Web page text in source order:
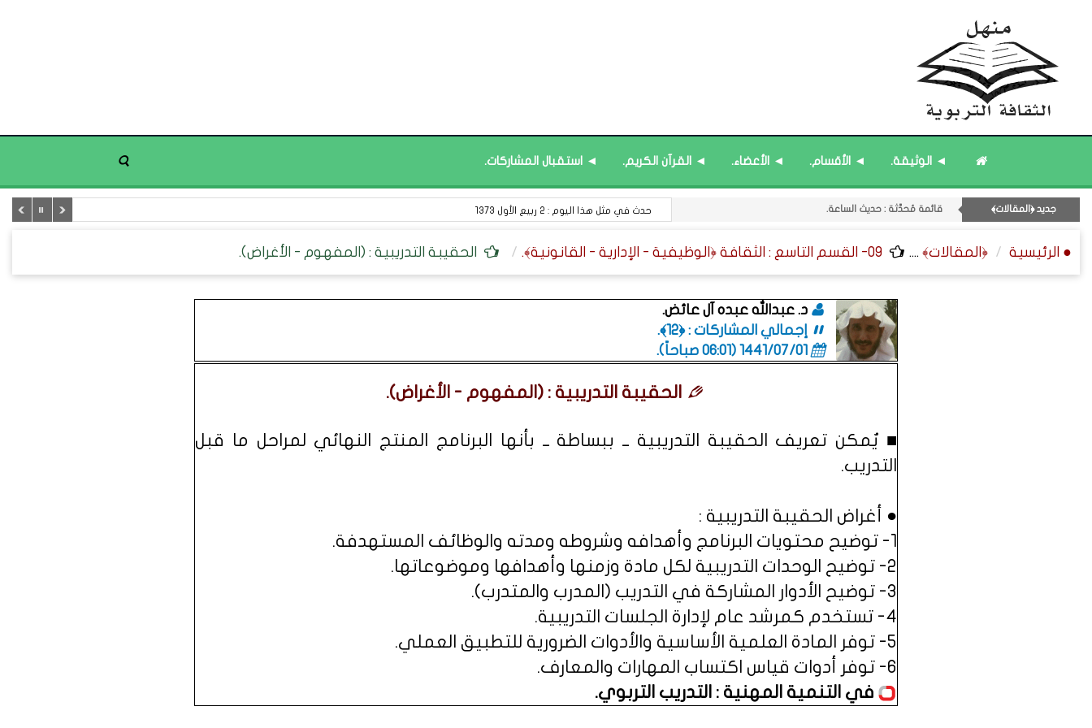
◄ الوثيقة. ◄ الأقسام. ◄ الأعضاء. ◄ القرآن الكريم. ◄ استقبال المشاركات.
جديد ﴿المقالات﴾
قائمة مُثبتة : مشرف منهل الثقافة التربوية.
قائمة مُحدَّثة : من ﴿جديد﴾ المشاركات.
11- القسم الحادي عشر : ﴿اللقاءات الشخصية - الثقافة المتسلسلة﴾.
قائمة مُثبتة : إدارة منهل الثقافة التربوية.
قائمة مُحدَّثة : حديث الساعة. حدث في مثل هذا اليوم : 2 ربيع الأول 1373
● الرئيسية ﴿المقالات﴾ .... 09- القسم التاسع : الثقافة ﴿الوظيفية - الإدارية - القانونية﴾. الحقيبة التدريبية : (المفهوم - الأغراض).
د. عبدالله عبده آل عائض.
إجمالي المشاركات : ﴿12﴾.
1441/07/01 (06:01 صباحاً)
.
الحقيبة التدريبية : (المفهوم - الأغراض).
■ يٌمكن تعريف الحقيبة التدريبية ــ ببساطة ــ بأنها البرنامج المنتج النهائي لمراحل ما قبل
التدريب.
● أغراض الحقيبة التدريبية :
1- توضيح محتويات البرنامج وأهدافه وشروطه ومدته والوظائف المستهدفة.
2- توضيح الوحدات التدريبية لكل مادة وزمنها وأهدافها وموضوعاتها.
3- توضيح الأدوار المشاركة في التدريب (المدرب والمتدرب).
4- تستخدم كمرشد عام لإدارة الجلسات التدريبية.
5- توفر المادة العلمية الأساسية والأدوات الضرورية للتطبيق العملي.
6- توفر أدوات قياس اكتساب المهارات والمعارف.
في التنمية المهنية : التدريب التربوي.